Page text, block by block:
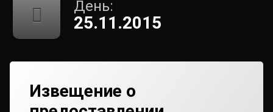
День:
25.11.2015
Извещение о